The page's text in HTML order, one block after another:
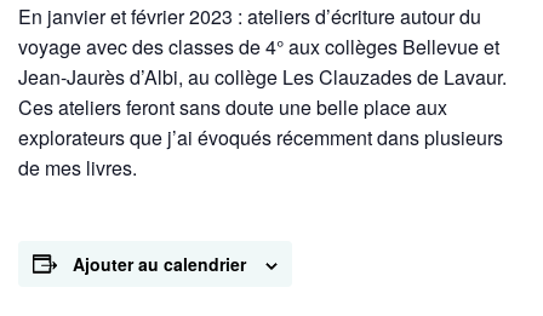
En janvier et février 2023 : ateliers d’écriture autour du
voyage avec des classes de 4° aux collèges Bellevue et
Jean-Jaurès d’Albi, au collège Les Clauzades de Lavaur.
Ces ateliers feront sans doute une belle place aux
explorateurs que j’ai évoqués récemment dans plusieurs
de mes livres.
Ajouter au calendrier